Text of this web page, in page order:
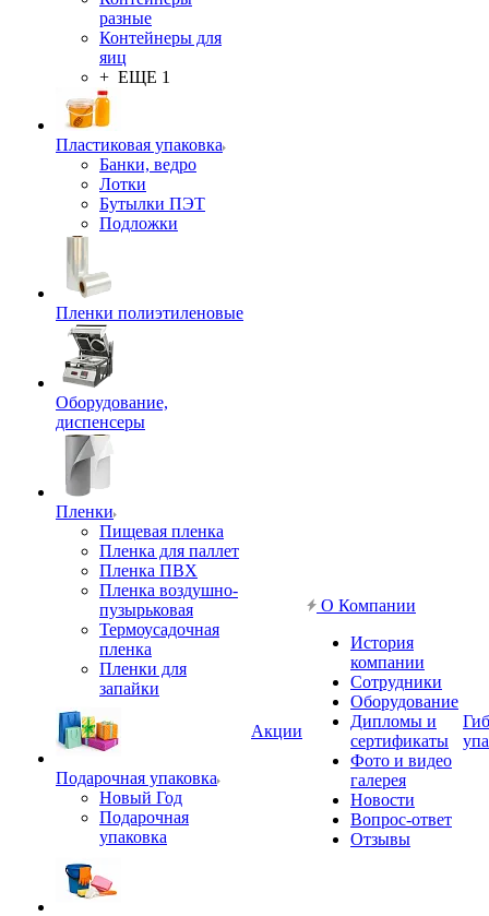
разные
Контейнеры для
яиц
+ ЕЩЕ 1
Пластиковая упаковка
Банки, ведро
Лотки
Бутылки ПЭТ
Подложки
Пленки полиэтиленовые
Оборудование,
диспенсеры
Пленки
Пищевая пленка
Пленка для паллет
Пленка ПВХ
Пленка воздушно-
пузырьковая
Термоусадочная
пленка
Пленки для
запайки
Подарочная упаковка
Новый Год
Подарочная
упаковка
Акции
О Компании
История
компании
Сотрудники
Оборудование
Дипломы и
сертификаты
Фото и видео
галерея
Новости
Вопрос-ответ
Отзывы